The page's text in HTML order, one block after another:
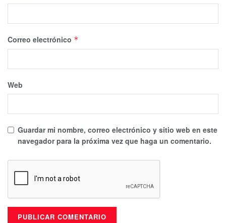
Correo electrónico *
Web
Guardar mi nombre, correo electrónico y sitio web en este
navegador para la próxima vez que haga un comentario.